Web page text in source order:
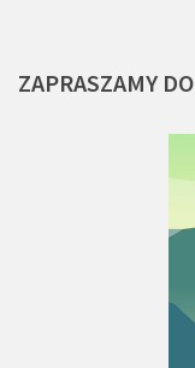
ZAPRASZAMY DO